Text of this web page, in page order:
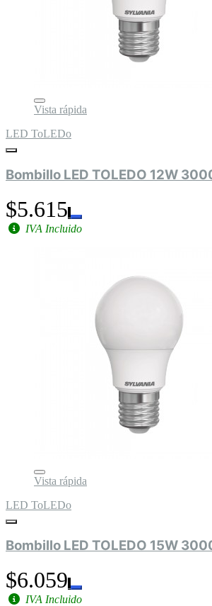
Vista rápida
LED ToLEDo
Bombillo LED TOLEDO 12W
$5.615
IVA Incluido
Vista rápida
LED ToLEDo
Bombillo LED TOLEDO 15W
$6.059
IVA Incluido